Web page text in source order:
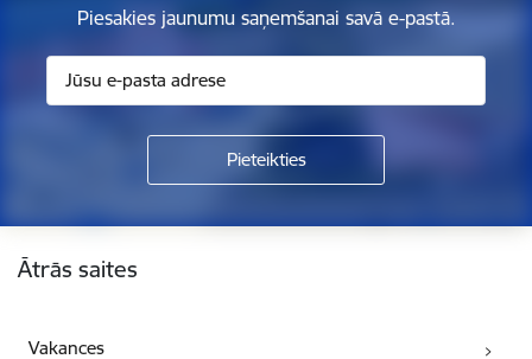
Piesakies jaunumu saņemšanai savā e-pastā.
Ātrās saites
Vakances